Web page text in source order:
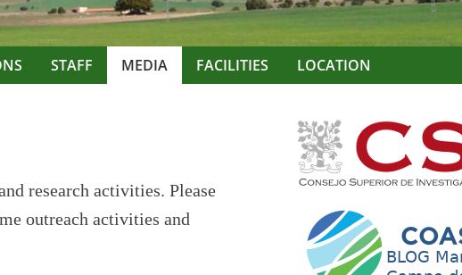
STAFF MEDIA FACILITIES LOCATION
research activities. Please
outreach activities and